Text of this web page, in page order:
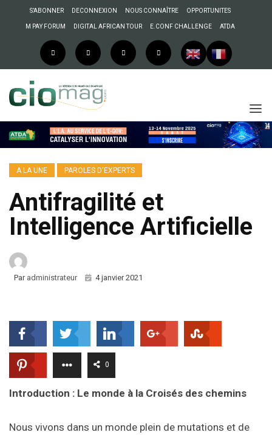
S’ABONNER DECONNEXION NOUS CONNAÎTRE OPPORTUNITES
M PAY FORUM DIGITAL AFRICAN TOUR E.CONF CHALLENGE ATDA
A LA UNE PAROLES D'EXPERTS
Antifragilité et
Intelligence Artificielle
Par administrateur 4 janvier 2021
0
Introduction : Le monde à la Croisés des chemins
Nous vivons dans un monde plein de mutations et de